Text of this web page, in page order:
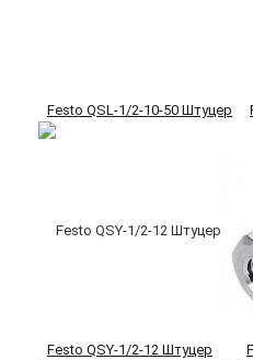
Festo QSL-1/2-10-50 Штуцер
Festo QSY-1/2-12 Штуцер